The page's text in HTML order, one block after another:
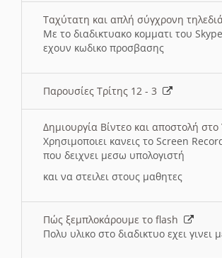
Ταχύτατη και απλή σύγχρονη
Με το διαδικτυακο κομματι του
εχουν κωδικο προσβασης
Παρουσίες Τρίτης 12 - 3
Δημιουργία Βίντεο και αποστολή
Χρησιμοποιει κανεις το Screen
που δειχνει μεσω υπολογιστή
και να στειλει στους μαθητες
Πώς ξεμπλοκάρουμε το flash
Πολυ υλικο στο διαδικτυο εχει γινει